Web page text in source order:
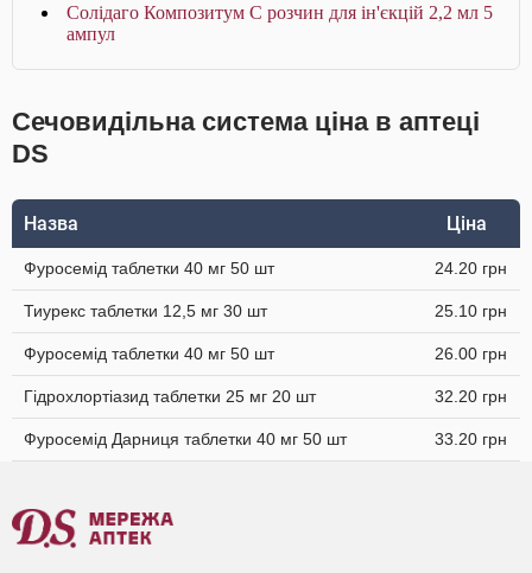
Солідаго Композитум С розчин для ін'єкцій 2,2 мл 5
ампул
Сечовидільна система ціна в аптеці
DS
Назва Ціна
Фуросемід таблетки 40 мг 50 шт 24.20 грн
Тиурекс таблетки 12,5 мг 30 шт 25.10 грн
Фуросемід таблетки 40 мг 50 шт 26.00 грн
Гідрохлортіазид таблетки 25 мг 20 шт 32.20 грн
Фуросемід Дарниця таблетки 40 мг 50 шт 33.20 грн